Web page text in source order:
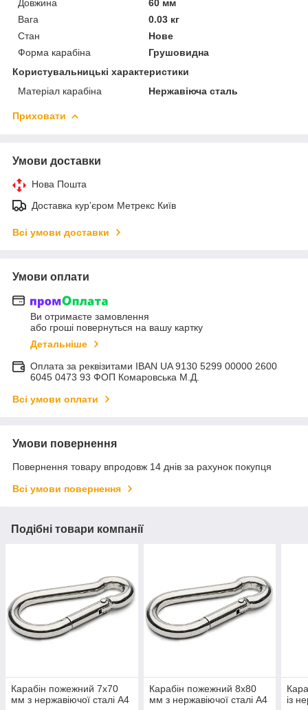
Довжина
60 мм
Вага
0.03 кг
Стан
Нове
Форма карабіна
Грушовидна
Користувальницькі характеристики
Матеріал карабіна
Нержавіюча сталь
Приховати
Умови доставки
Нова Пошта
Доставка курʼєром Метрекс Київ
Всі умови доставки
Умови оплати
Ви отримаєте замовлення
або гроші повернуться на вашу картку
Детальніше
Оплата за реквізитами IBAN UA 9130 5299 00000 2600
6045 0473 93 ФОП Комаровська М.Д.
Всі умови оплати
Умови повернення
Повернення товару впродовж 14 днів за рахунок покупця
Всі умови повернення
Подібні товари компанії
Карабін пожежний 7х70
мм з нержавіючої сталі А4
Карабін пожежний 8х80
мм з нержавіючої сталі А4
із